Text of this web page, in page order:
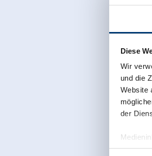
Diese
Wir
und die
Website
der
Zeller